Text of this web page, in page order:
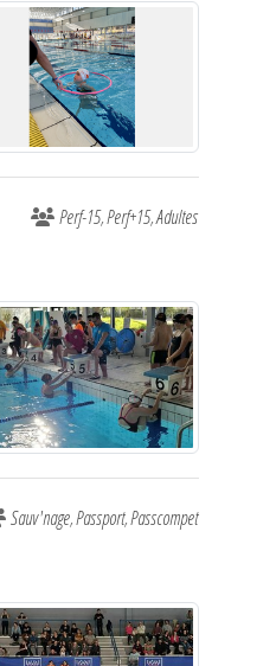
Perf-15 Perf+15 Adultes
Sauv'nage Passport Passcompet